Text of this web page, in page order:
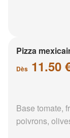
Pizza
Dès 11.50
Base tomate,
poivrons,